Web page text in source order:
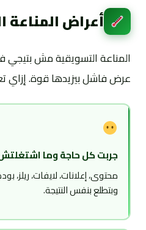
أعراض
المناعة التسويقية مش
عرض فاشل بيزيدها قوة. إزاي
جربت كل حاجة وما
محتوى، إعلانات، لايفات،
وبتطلع بنفس النتيجة.